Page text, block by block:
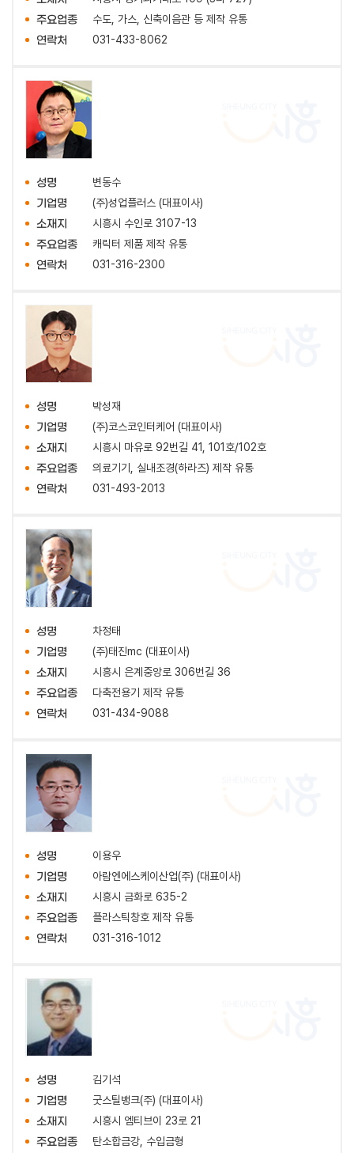
주요업종 수도, 가스, 신축이음관 등 제작 유통
연락처 031-433-8062
성명 변동수
기업명 (주)성업플러스 (대표이사)
소재지 시흥시 수인로 3107-13
주요업종 캐릭터 제품 제작 유통
연락처 031-316-2300
성명 박성재
기업명 (주)코스코인터케어 (대표이사)
소재지 시흥시 마유로 92번길 41, 101호/102호
주요업종 의료기기, 실내조경(하라즈) 제작 유통
연락처 031-493-2013
성명 차정태
기업명 (주)태진mc (대표이사)
소재지 시흥시 은계중앙로 306번길 36
주요업종 다축전용기 제작 유통
연락처 031-434-9088
성명 이용우
기업명 아람엔에스케이산업(주) (대표이사)
소재지 시흥시 금화로 635-2
주요업종 플라스틱창호 제작 유통
연락처 031-316-1012
성명 김기석
기업명 굿스틸뱅크(주) (대표이사)
소재지 시흥시 엠티브이 23로 21
주요업종 탄소합금강, 수입금형